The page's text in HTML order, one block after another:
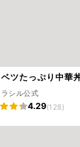
ツたっぷり中華
ラシル公式
4.29(128)